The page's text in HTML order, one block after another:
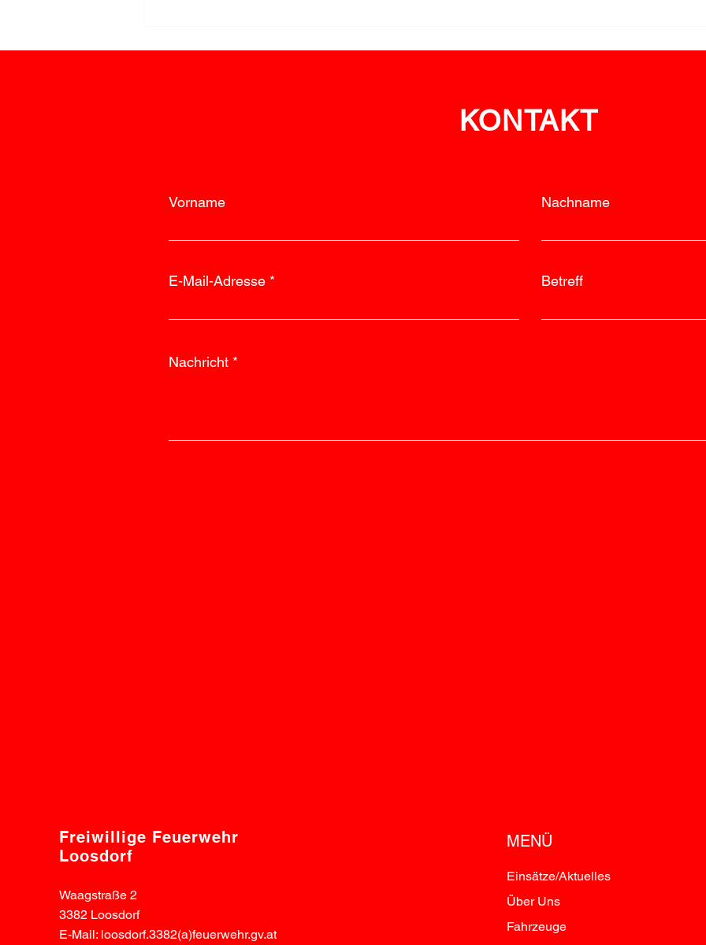
KONTAKT
Vorname Nachname
E-Mail-Adresse Betreff
Nachricht
Freiwillige Feuerwehr
Loosdorf
Waagstraße 2
3382 Loosdorf
E-Mail: loosdorf.3382(a)feuerwehr.gv.at
MENÜ
Einsätze/Aktuelles
Über Uns
Fahrzeuge